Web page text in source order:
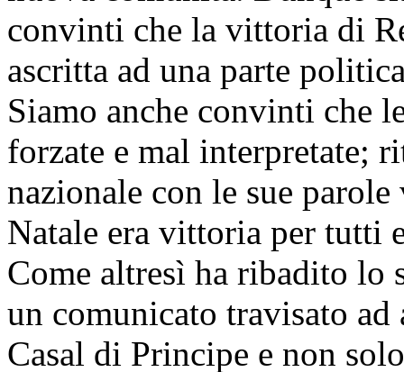
convinti che la vittoria di
ascritta ad una parte
Siamo anche convinti che
forzate e mal interpretate;
nazionale con le sue
Natale era vittoria per tutti
Come altresì ha ribadito lo
un comunicato travisato
Casal di Principe e non